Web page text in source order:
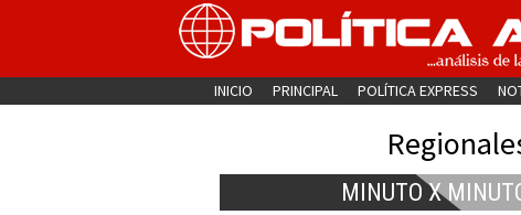
INICIO PRINCIPAL POLÍTICA EXPRESS
MINUTO X